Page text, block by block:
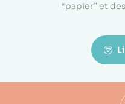
“papier” et